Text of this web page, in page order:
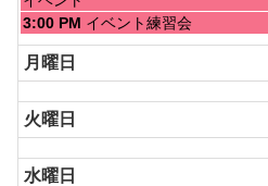
22nd
2026
曜
日,
8
月
2026
日
曜
日,
8
月
23rd
2026
3:00 PM イベント練習会
月曜日
火曜日
水曜日